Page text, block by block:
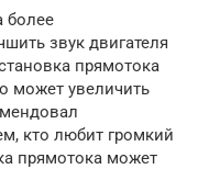
более
звук двигателя
прямотока
может увеличить
кто любит громкий
прямотока может